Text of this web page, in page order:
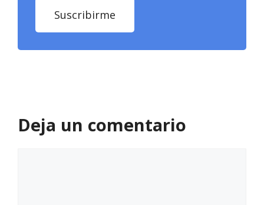
Suscribirme
Deja un comentario